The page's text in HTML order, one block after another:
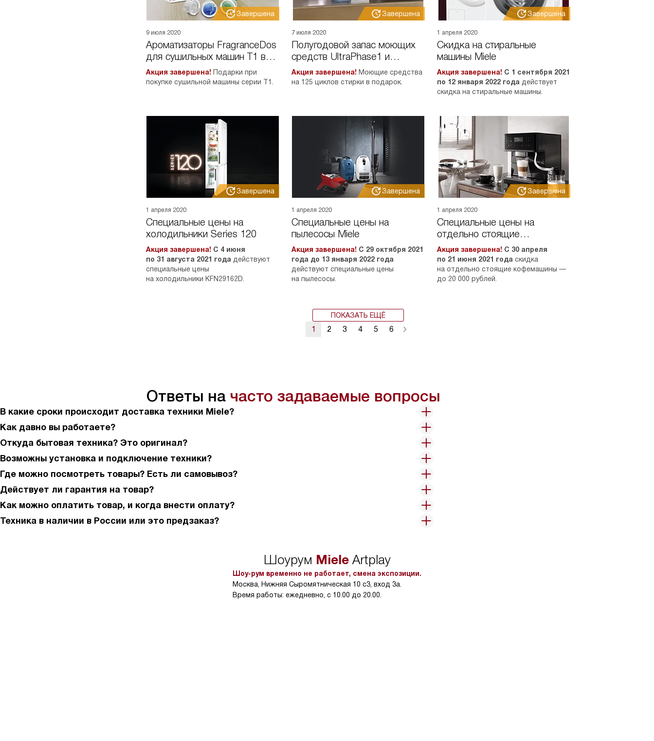
Завершена
9 июля 2020
Ароматизаторы FragranceDos
для сушильных машин T1 в
подарок
Акция завершена! Подарки при
покупке сушильной машины серии T1.
Завершена
7 июля 2020
Полугодовой запас моющих
средств UltraPhase1 и
UltraPhase2 при покупке
стиральных машин
Акция завершена! Моющие средства
на 125 циклов стирки в подарок.
Завершена
1 апреля 2020
Скидка на стиральные
машины Miele
Акция завершена! С 1 сентября 2021
по 12 января 2022 года действует
скидка на стиральные машины.
Завершена
1 апреля 2020
Специальные цены на
холодильники Series 120
Акция завершена! С 4 июня
по 31 августа 2021 года действуют
специальные цены
на холодильники KFN29162D.
Завершена
1 апреля 2020
Специальные цены на
пылесосы Miele
Акция завершена! С 29 октября 2021
года до 13 января 2022 года
действуют специальные цены
на пылесосы.
Завершена
1 апреля 2020
Специальные цены на
отдельно стоящие
кофемашины Miele
Акция завершена! С 30 апреля
по 21 июня 2021 года скидка
на отдельно стоящие кофемашины —
до 20 000 рублей.
ПОКАЗАТЬ ЕЩЁ
1 2 3 4 5 6
Ответы на часто задаваемые вопросы
В какие сроки происходит доставка техники Miele?
Как давно вы работаете?
Откуда бытовая техника? Это оригинал?
Возможны установка и подключение техники?
Где можно посмотреть товары? Есть ли самовывоз?
Действует ли гарантия на товар?
Как можно оплатить товар, и когда внести оплату?
Техника в наличии в России или это предзаказ?
Шоурум MieleArtplay
Шоу-рум временно не работает, смена экспозиции.
Москва, Нижняя Сыромятническая 10 с3, вход 3а.
Время работы: ежедневно, с 10.00 до 20.00.